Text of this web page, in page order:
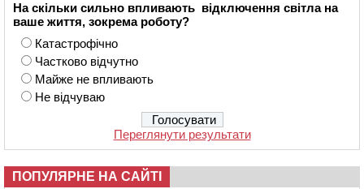
На скільки сильно впливають відключення світла на
ваше життя, зокрема роботу?
Катастрофічно
Частково відчутно
Майже не впливають
Не відчуваю
Переглянути результати
ПОПУЛЯРНЕ НА САЙТІ